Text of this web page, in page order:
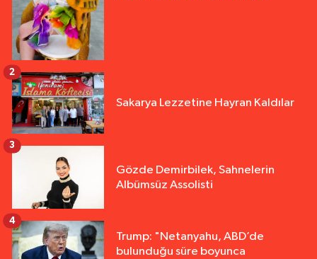
Sakarya Lezzetine Hayran Kaldılar
2
Gözde Demirbilek, Sahnelerin
Albümsüz Assolisti
3
Trump: "Netanyahu, ABD’de
bulunduğu süre boyunca
4